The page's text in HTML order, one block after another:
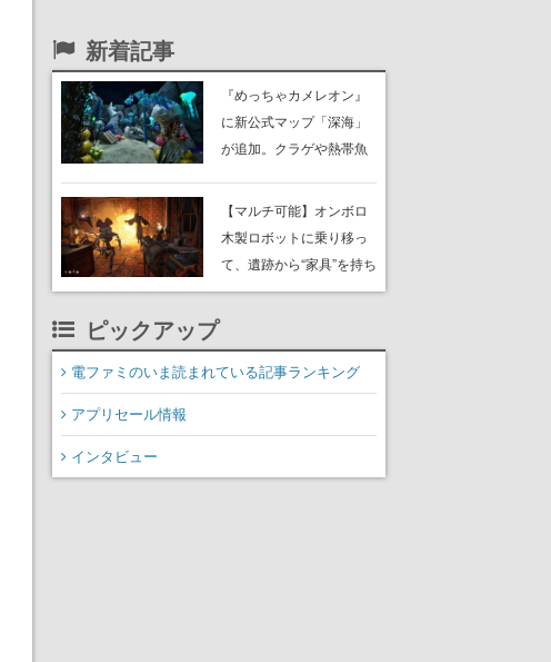
新着記事
『めっちゃカメレオン』
に新公式マップ「深海」
が追加。クラゲや熱帯魚
や大きな貝も
【マルチ可能】オンボロ
木製ロボットに乗り移っ
て、遺跡から“家具”を持ち
帰るホラーアクションゲ
売。迫る“腐敗”から逃げ延
び、持ち帰った家具で基
ピックアップ
電ファミのいま読まれている記事ランキング
アプリセール情報
インタビュー